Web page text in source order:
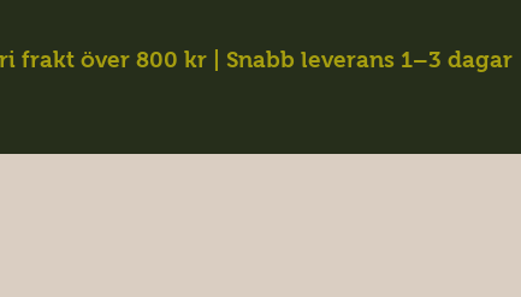
frakt över 800 kr | Snabb leverans 1–3 dagar